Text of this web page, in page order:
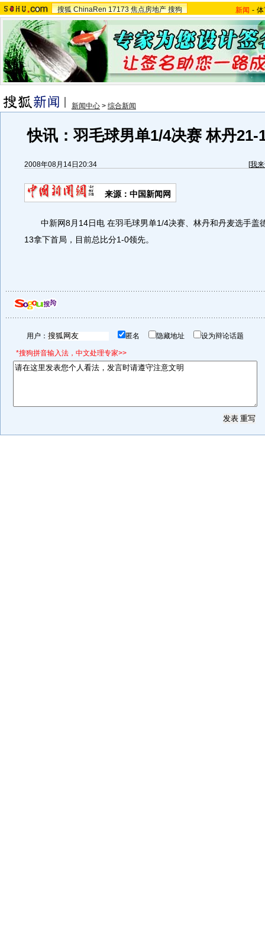
搜狐 ChinaRen 17173 焦点房地产 搜狗 新闻 -
新闻中心 > 综合新闻
快讯：羽毛球男单1/4决赛 林丹21-
2008年08月14日20:34 [我
来源：中国新闻网
中新网8月14日电 在羽毛球男单1/4决赛、林丹和丹麦选手盖
13拿下首局，目前总比分1-0领先。
用户： 匿名 隐藏地址 设为辩论话题
*搜狗拼音输入法，中文处理专家>>